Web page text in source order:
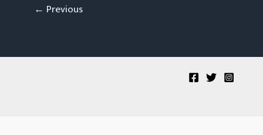
← Previous